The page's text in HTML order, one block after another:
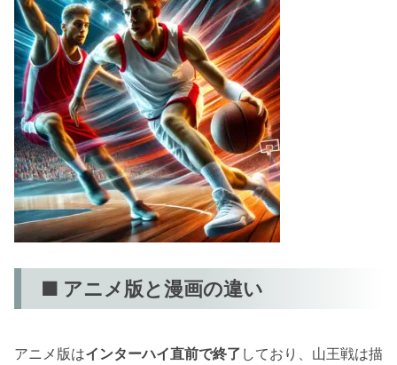
■ アニメ版と漫画の違い
アニメ版はインターハイ直前で終了 しており、山王戦は描